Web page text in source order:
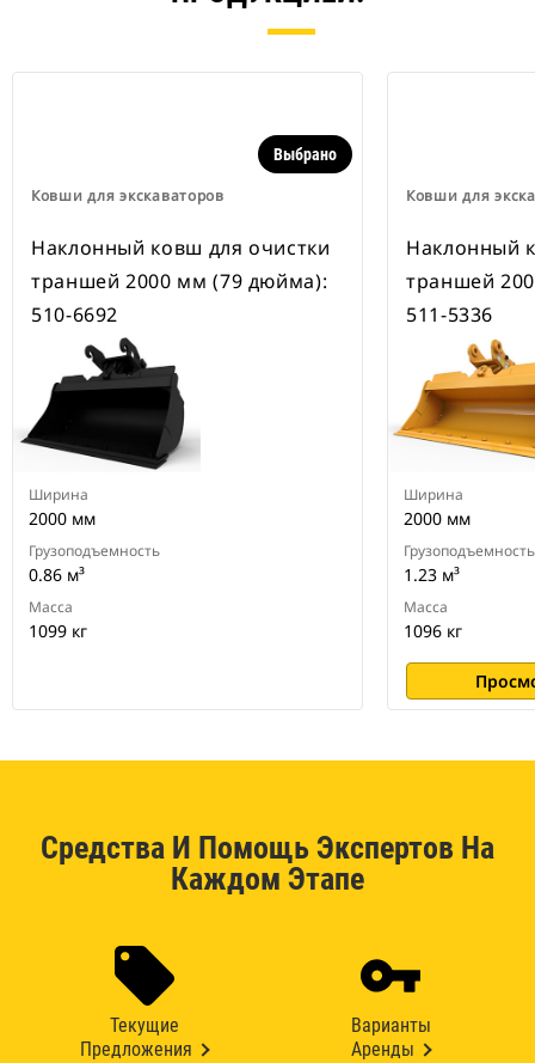
рассчитанные на ширину для
В навесном оборудовании,
навесного оборудования CW,
применяются неподвижно
закрепленные быстроразъемные
Специальные устройства для
быстрой смены навесного
оборудования CW оснащены
клиновидным замком для
специальные устройства для
быстрой смены навесного
Ковши для экскаваторов
Выбрано
Наклонный ковш для очистки
траншей 2000 мм (79 дюйма):
510-6692
Ширина
2000 мм
Грузоподъемность
0.86 м³
Масса
1099 кг
Ковши для
Наклонный
траншей
511-5336
Ширина
2000 мм
Грузоподъемность
1.23 м³
Масса
1096 кг
Средства И Помощь Экспертов На
Каждом Этапе
Текущие
Предложения
Варианты
Аренды